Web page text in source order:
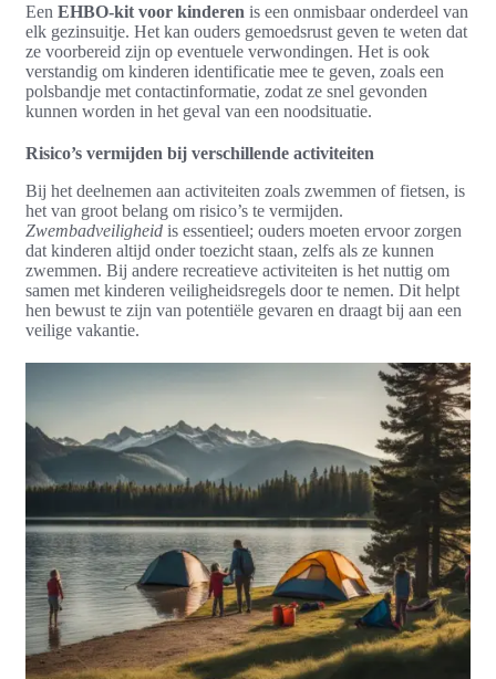
Een EHBO-kit voor kinderen is een onmisbaar onderdeel van
elk gezinsuitje. Het kan ouders gemoedsrust geven te weten dat
ze voorbereid zijn op eventuele verwondingen. Het is ook
verstandig om kinderen identificatie mee te geven, zoals een
polsbandje met contactinformatie, zodat ze snel gevonden
kunnen worden in het geval van een noodsituatie.
Risico’s vermijden bij verschillende activiteiten
Bij het deelnemen aan activiteiten zoals zwemmen of fietsen, is
het van groot belang om risico’s te vermijden.
Zwembadveiligheid is essentieel; ouders moeten ervoor zorgen
dat kinderen altijd onder toezicht staan, zelfs als ze kunnen
zwemmen. Bij andere recreatieve activiteiten is het nuttig om
samen met kinderen veiligheidsregels door te nemen. Dit helpt
hen bewust te zijn van potentiële gevaren en draagt bij aan een
veilige vakantie.